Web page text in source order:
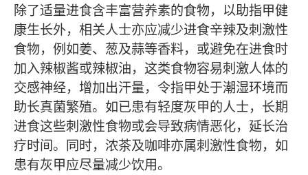
除了适量进食含丰富营养素的食物，以助指甲健
康生长外，相关人士亦应减少进食辛辣及刺激性
食物，例如姜、葱及蒜等香料，或避免在进食时
加入辣椒酱或辣椒油，这类食物容易刺激人体的
交感神经，增加出汗量，令指甲处于潮湿环境而
助长真菌繁殖。如已患有轻度灰甲的人士，长期
进食这些刺激性食物或会导致病情恶化，延长治
疗时间。同时，浓茶及咖啡亦属刺激性食物，如
患有灰甲应尽量减少饮用。